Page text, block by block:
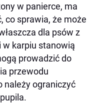
w panierce, ma
co sprawia, że może
dla psów z
w karpiu stanowią
prowadzić do
przewodu
należy ograniczyć